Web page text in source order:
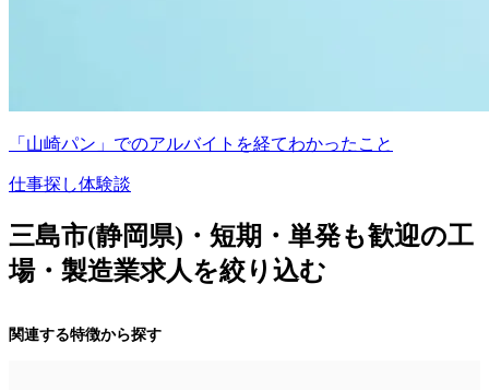
「山崎パン」でのアルバイトを経てわかったこと
仕事探し体験談
三島市(静岡県)・短期・単発も歓迎の工
場・製造業求人を絞り込む
関連する特徴から探す